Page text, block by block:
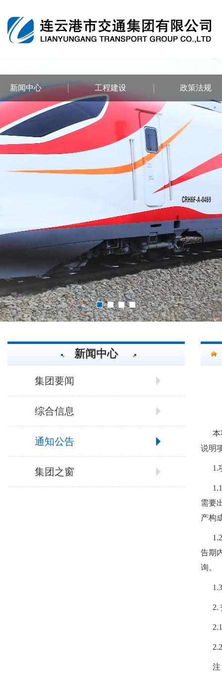
新闻中心 工程建设 政策法规
1 2 3 4
新闻中心
集团要闻
综合信息
通知公告
集团之窗
本
说明
1.
1.1
需要
产构
告期
询。
2.
注